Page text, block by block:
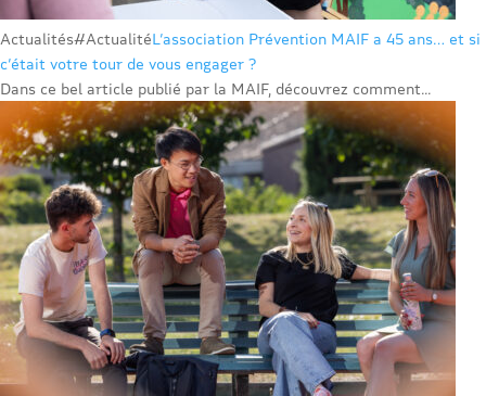
Actualités#ActualitéL’association Prévention MAIF a 45 ans… et si
c’était votre tour de vous engager ?
Dans ce bel article publié par la MAIF, découvrez comment...